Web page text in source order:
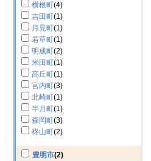
横根町(4)
吉田町(1)
月見町(1)
若草町(1)
明成町(2)
米田町(1)
高丘町(1)
宮内町(3)
北崎町(1)
半月町(1)
森岡町(3)
柊山町(2)
豊明市(2)